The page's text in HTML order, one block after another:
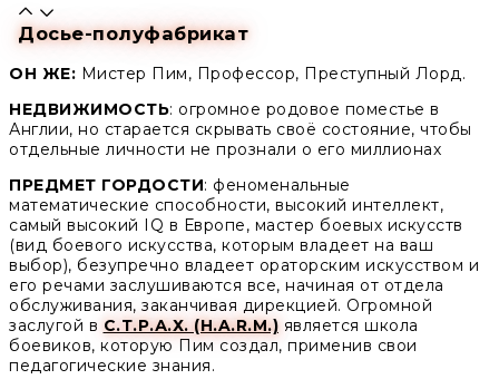
Досье-полуфабрикат
ОН ЖЕ: Мистер Пим, Профессор, Преступный Лорд.
НЕДВИЖИМОСТЬ: огромное родовое поместье в
Англии, но старается скрывать своё состояние, чтобы
отдельные личности не прознали о его миллионах
ПРЕДМЕТ ГОРДОСТИ: феноменальные
математические способности, высокий интеллект,
самый высокий IQ в Европе, мастер боевых искусств
(вид боевого искусства, которым владеет на ваш
выбор), безупречно владеет ораторским искусством и
его речами заслушиваются все, начиная от отдела
обслуживания, заканчивая дирекцией. Огромной
заслугой в С.Т.Р.А.Х. (H.A.R.M.) является школа
боевиков, которую Пим создал, применив свои
педагогические знания.